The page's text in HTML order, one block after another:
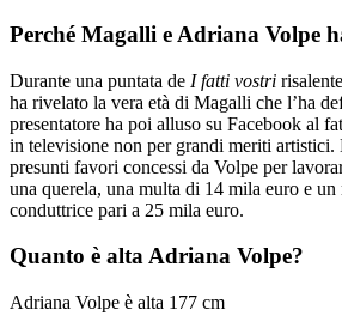
Perché Magalli e Adriana Volpe
Durante una puntata de I fatti vostri
ha rivelato la vera età di Magalli che l’ha
presentatore ha poi alluso su Facebook al
in televisione non per grandi meriti artistici.
presunti favori concessi da Volpe per
una querela, una multa di 14 mila euro e
conduttrice pari a 25 mila euro.
Quanto è alta Adriana Volpe?
Adriana Volpe è alta 177 cm